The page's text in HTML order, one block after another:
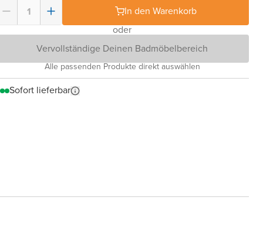
In den Warenkorb
oder
Vervollständige Deinen Badmöbelbereich
Alle passenden Produkte direkt auswählen
Sofort lieferbar